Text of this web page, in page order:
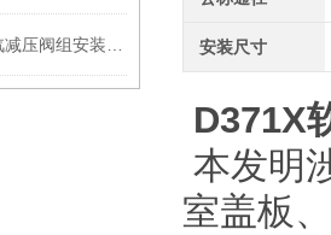
安装尺寸
D371X
本发明
室盖板